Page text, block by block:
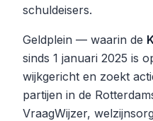
schuldeisers.
Geldplein — waarin de
sinds 1 januari 2025 is
wijkgericht en zoekt
partijen in de
VraagWijzer,